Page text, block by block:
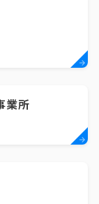
業所